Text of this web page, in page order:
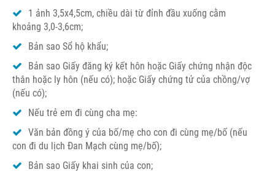
1 ảnh 3,5x4,5cm, chiều dài từ đỉnh đầu xuống cằm
khoảng 3,0-3,6cm;
Bản sao Sổ hộ khẩu;
Bản sao Giấy đăng ký kết hôn hoặc Giấy chứng nhận độc
thân hoặc ly hôn (nếu có); hoặc Giấy chứng tử của chồng/vợ
(nếu có);
Nếu trẻ em đi cùng cha mẹ:
Văn bản đồng ý của bố/mẹ cho con đi cùng mẹ/bố (nếu
con đi du lịch Đan Mạch cùng mẹ/bố);
Bản sao Giấy khai sinh của con;